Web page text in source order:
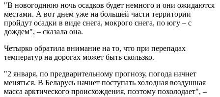
"В новогоднюю ночь осадков будет немного и они ожидаются
местами. А вот днем уже на большей части территории
пройдут осадки в виде снега, мокрого снега, по югу – с
дождем", – сказала она.
Четырко обратила внимание на то, что при перепадах
температур на дорогах может быть скользко.
"2 января, по предварительному прогнозу, погода начнет
меняться. В Беларусь начнет поступать холодная воздушная
масса арктического происхождения, поэтому похолодает", –